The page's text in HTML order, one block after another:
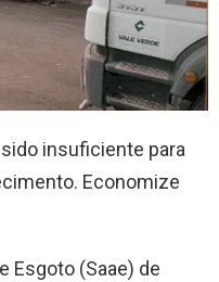
insuficiente para
Economize
Esgoto (Saae) de